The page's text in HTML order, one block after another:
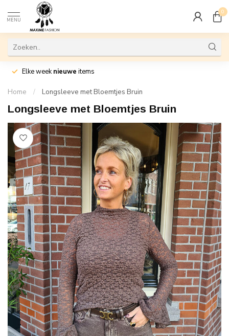
MENU
0
Elke weeknieuwe items
Home / Longsleeve met Bloemtjes Bruin
Longsleeve met Bloemtjes Bruin